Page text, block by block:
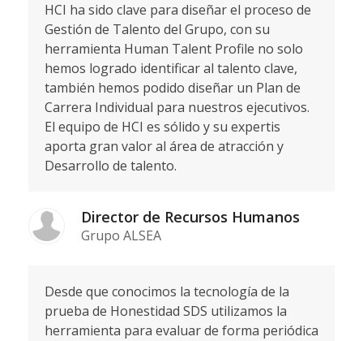
HCI ha sido clave para diseñar el proceso de
Gestión de Talento del Grupo, con su
herramienta Human Talent Profile no solo
hemos logrado identificar al talento clave,
también hemos podido diseñar un Plan de
Carrera Individual para nuestros ejecutivos.
El equipo de HCI es sólido y su expertis
aporta gran valor al área de atracción y
Desarrollo de talento.
Director de Recursos Humanos
Grupo ALSEA
Desde que conocimos la tecnología de la
prueba de Honestidad SDS utilizamos la
herramienta para evaluar de forma periódica